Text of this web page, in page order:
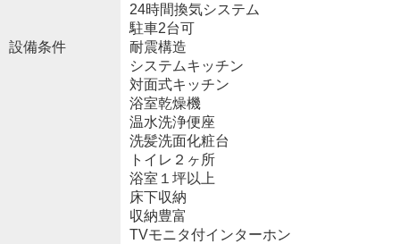
設備条件
24時間換気システム
駐車2台可
耐震構造
システムキッチン
対面式キッチン
浴室乾燥機
温水洗浄便座
洗髪洗面化粧台
トイレ２ヶ所
浴室１坪以上
床下収納
収納豊富
TVモニタ付インターホン